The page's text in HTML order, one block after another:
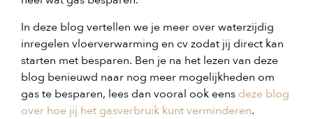
In deze blog vertellen we je meer over waterzijdig
inregelen vloerverwarming en cv zodat jij direct kan
starten met besparen. Ben je na het lezen van deze
blog benieuwd naar nog meer mogelijkheden om
gas te besparen, lees dan vooral ook eens deze blog
over hoe jij het gasverbruik kunt verminderen.